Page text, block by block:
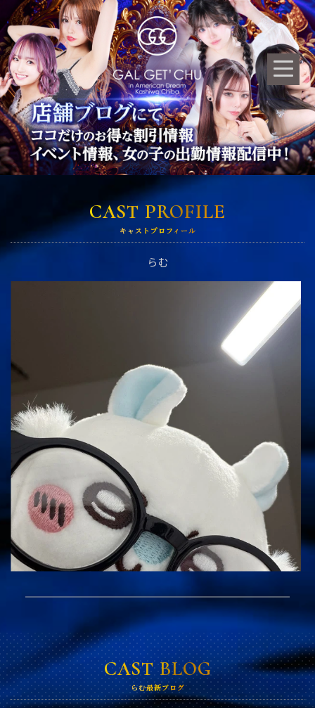
CAST PROFILE
キャストプロフィール
らむ
CAST BLOG
らむ最新ブログ